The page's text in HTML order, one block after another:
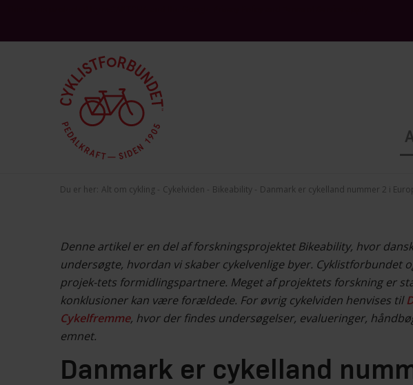
Du er her: Alt om cykling Cykelviden Bikeability Danmark er cykelland nummer 2 i
Denne artikel er en del af forskningsprojektet Bikeability, hvor
undersøgte, hvordan vi skaber cykelvenlige byer. Cyklistforbundet
projek-tets formidlingspartnere. Meget af projektets forskning er
konklusioner kan være forældede. For øvrig cykelviden henvises til
Cykelfremme, hvor der findes undersøgelser, evalueringer,
emnet.
Danmark er cykelland